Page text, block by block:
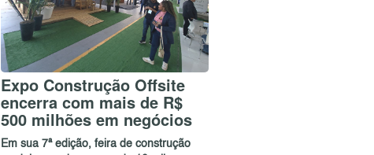
Expo Construção Offsite
encerra com mais de R$
500 milhões em negócios
Em sua 7ª edição, feira de construção